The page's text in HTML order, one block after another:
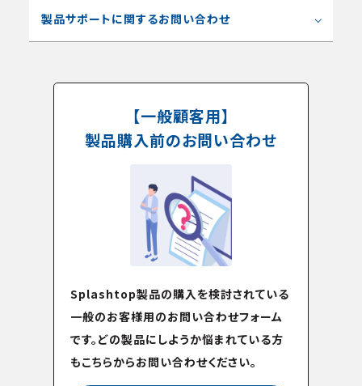
製品サポートに関するお問い合わせ
【一般顧客用】
製品購入前のお問い合わせ
Splashtop製品の購入を検討されている
一般のお客様用のお問い合わせフォーム
です。どの製品にしようか悩まれている方
もこちらからお問い合わせください。